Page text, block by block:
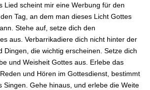
Lied scheint mir eine Werbung für den
Tag, an dem man dieses Licht Gottes
Stehe auf, setze dich den
aus. Verbarrikadiere dich nicht hinter der
Dingen, die wichtig erscheinen. Setze dich
und Weisheit Gottes aus. Erlebe das
und Hören im Gottesdienst, bestimmt
Singen. Gehe hinaus, und erlebe die Weite